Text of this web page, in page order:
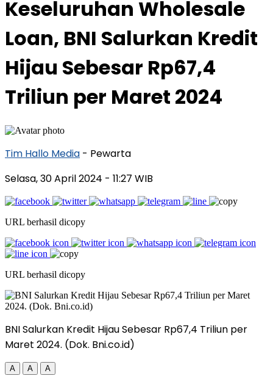
Keseluruhan Wholesale
Loan, BNI Salurkan Kredit
Hijau Sebesar Rp67,4
Triliun per Maret 2024
Tim Hallo Media - Pewarta
Selasa, 30 April 2024 - 11:27 WIB
URL berhasil dicopy
URL berhasil dicopy
BNI Salurkan Kredit Hijau Sebesar Rp67,4 Triliun per
Maret 2024. (Dok. Bni.co.id)
A A A